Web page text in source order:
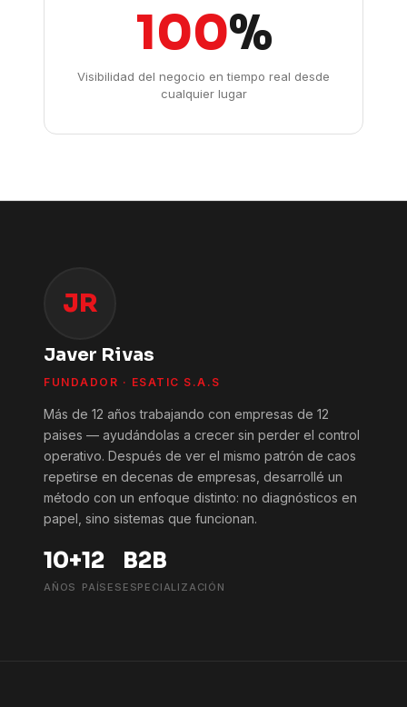
100%
Visibilidad del negocio en tiempo real desde
cualquier lugar
JR
Javer Rivas
FUNDADOR · ESATIC S.A.S
Más de 12 años trabajando con empresas de 12
paises — ayudándolas a crecer sin perder el control
operativo. Después de ver el mismo patrón de caos
repetirse en decenas de empresas, desarrollé un
método con un enfoque distinto: no diagnósticos en
papel, sino sistemas que funcionan.
10+
AÑOS
12
PAÍSES
B2B
ESPECIALIZACIÓN